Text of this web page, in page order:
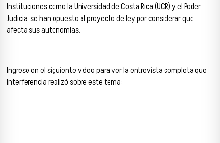
Instituciones como la Universidad de Costa Rica (UCR) y el Poder
Judicial se han opuesto al proyecto de ley por considerar que
afecta sus autonomías.
Ingrese en el siguiente video para ver la entrevista completa que
Interferencia realizó sobre este tema: